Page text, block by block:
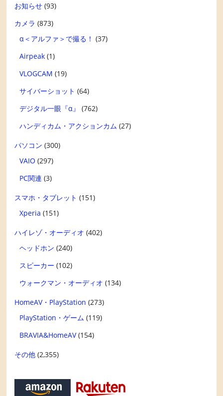
お知らせ (93)
カメラ (873)
α＜アルファ＞で撮る！ (37)
Airpeak (1)
VLOGCAM (19)
サイバーショット (64)
デジタル一眼『α』
(762)
ハンディカム・アクションカム (27)
パソコン (300)
VAIO (297)
PC関連 (3)
スマホ・タブレット (151)
Xperia (151)
ハイレゾ・オーディオ (402)
ヘッドホン (240)
スピーカー (102)
ウォークマン・オーディオ (134)
HomeAV・PlayStation (273)
PlayStation・ゲーム (119)
BRAVIA&HomeAV(154)
その他 (2,355)